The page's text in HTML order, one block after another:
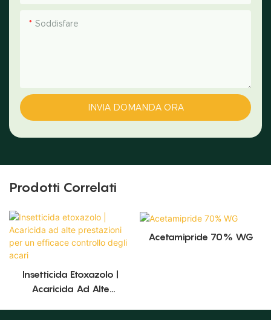
Soddisfare
INVIA DOMANDA ORA
Prodotti Correlati
Insetticida Etoxazolo |
Acaricida Ad Alte
Acetamipride 70% WG